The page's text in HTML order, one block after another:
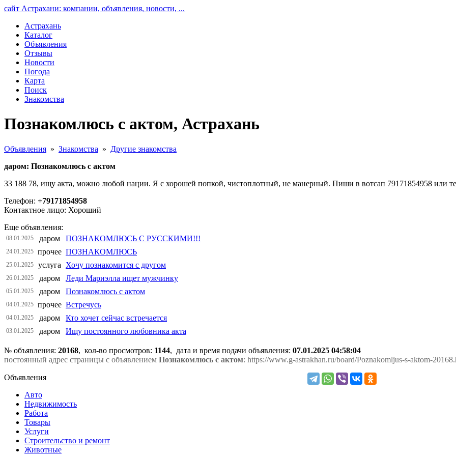
сайт Астрахани: компании, объявления, новости, ...
Астрахань
Каталог
Объявления
Отзывы
Новости
Погода
Карта
Поиск
Знакомства
Познакомлюсь с актом, Астрахань
Объявления » Знакомства » Другие знакомства
даром: Познакомлюсь с актом
33 188 78, ищу акта, можно любой нации. Я с хорошей попкой, чистоплотный, не манерный. Пиши в вотсап 79171854958 или
Телефон: +79171854958
Контактное лицо: Хороший
Еще объявления:
08.01.2025 даром ПОЗНАКОМЛЮСЬ С РУССКИМИ!!!
24.01.2025 прочее ПОЗНАКОМЛЮСЬ
25.01.2025 услуга Хочу познакомится с другом
26.01.2025 даром Леди Мариэлла ищет мужчинку
05.01.2025 даром Познакомлюсь с актом
04.01.2025 прочее Встречусь
04.01.2025 даром Кто хочет сейчас встречается
03.01.2025 даром Ищу постоянного любовника акта
№ объявления: 20168, кол-во просмотров: 1144, дата и время подачи объявления: 07.01.2025 04:58:04
постоянный адрес страницы с объявлением Познакомлюсь с актом: https://www.g-astrakhan.ru/board/Poznakomljus-s-aktom-
Объявления
Авто
Недвижимость
Работа
Товары
Услуги
Строительство и ремонт
Животные